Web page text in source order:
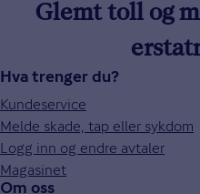
Glemt toll og
Hva trenger du?
Kundeservice
Melde skade, tap eller sykdom
Logg inn og endre avtaler
Magasinet
Om oss